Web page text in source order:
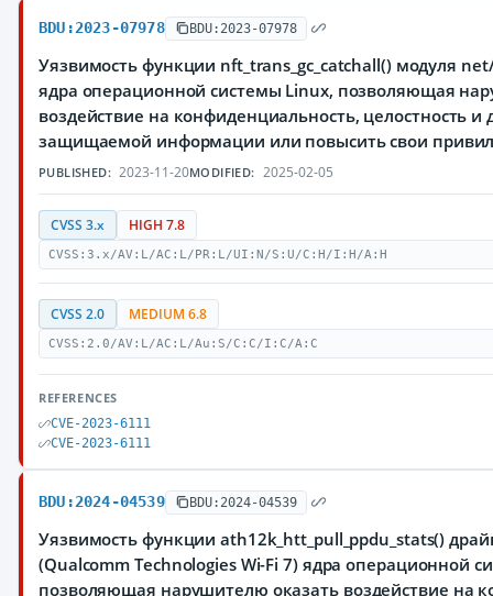
BDU:2023-07978 BDU:2023-07978
Уязвимость функции nft_trans_gc_catchall() модуля
ядра операционной системы Linux, позволяющая
воздействие на конфиденциальность, целостность и
защищаемой информации или повысить свои
PUBLISHED: 2023-11-20MODIFIED: 2025-02-05
CVSS 3.x HIGH 7.8
CVSS:3.x/AV:L/AC:L/PR:L/UI:N/S:U/C:H/I:H/A:H
CVSS 2.0 MEDIUM 6.8
CVSS:2.0/AV:L/AC:L/Au:S/C:C/I:C/A:C
REFERENCES
CVE-2023-6111
CVE-2023-6111
BDU:2024-04539 BDU:2024-04539
Уязвимость функции ath12k_htt_pull_ppdu_stats()
(Qualcomm Technologies Wi-Fi 7) ядра операционной
позволяющая нарушителю оказать воздействие на